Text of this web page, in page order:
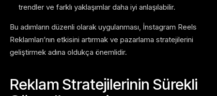
trendler ve farklı yaklaşımlar daha iyi anlaşılabilir.
Bu adımların düzenli olarak uygulanması, İnstagram Reels
Reklamları’nın etkisini artırmak ve pazarlama stratejilerini
geliştirmek adına oldukça önemlidir.
Reklam Stratejilerinin Sürekli